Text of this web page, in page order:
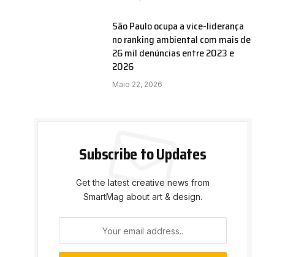
São Paulo ocupa a vice-liderança
no ranking ambiental com mais de
26 mil denúncias entre 2023 e
2026
Maio 22, 2026
Subscribe to Updates
Get the latest creative news from
SmartMag about art & design.